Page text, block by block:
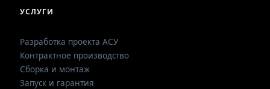
УСЛУГИ
Разработка проекта АСУ
Контрактное производство
Сборка и монтаж
Запуск и гарантия